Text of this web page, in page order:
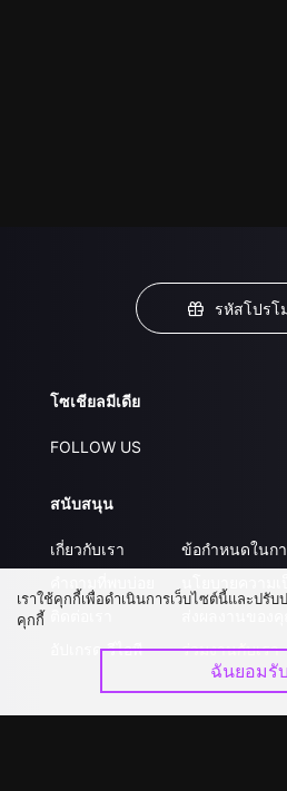
รหัสโปรโ
โซเชียลมีเดีย
FOLLOW US
สนับสนุน
เกี่ยวกับเรา
อัปเกรด วีไอพี
ข้อกำหนดในก
ร่วมงานกับเรา
เราใช้คุกกี้เพื่อดำเนินการเว็บไซต์นี้และปรับ
คุกกี้
ฉันยอมรับ